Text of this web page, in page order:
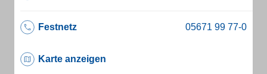
Festnetz
Karte anzeigen